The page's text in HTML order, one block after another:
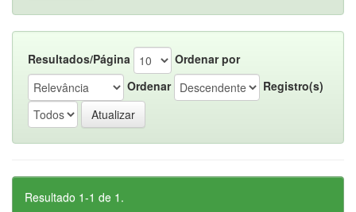
Resultados/Página
Ordenar por
Ordenar
Registro(s)
Resultado 1-1 de 1.